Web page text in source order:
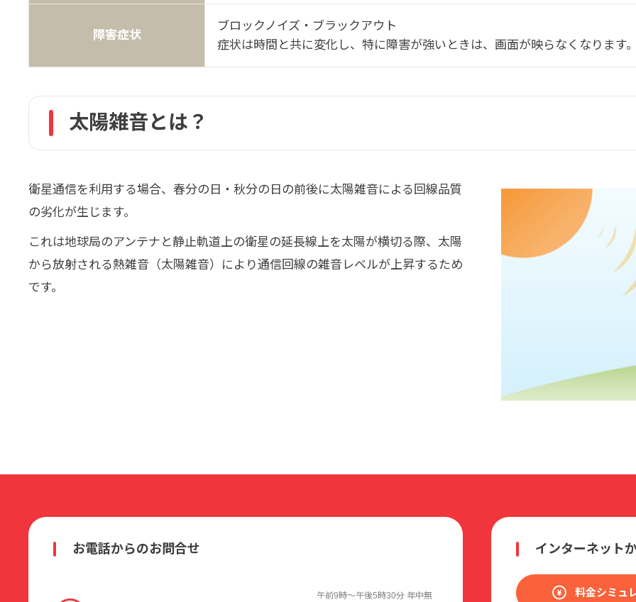
障害症状
ブロックノイズ・ブラックアウト
症状は時間と共に変化し、特に障害が強いときは、画面が映らなくなります
太陽雑音とは？
衛星通信を利用する場合、春分の日・秋分の日の前後に太陽雑音による回線品質
の劣化が生じます。
これは地球局のアンテナと静止軌道上の衛星の延長線上を太陽が横切る際、太陽
から放射される熱雑音（太陽雑音）により通信回線の雑音レベルが上昇するため
です。
お電話からのお問合せ
午前9時〜午後5時30分 年中無
インターネット
料金シミュ